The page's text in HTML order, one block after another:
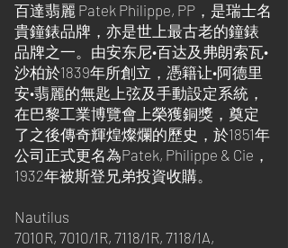
百達翡麗 Patek Philippe, PP，是瑞士名
貴鐘錶品牌，亦是世上最古老的鐘錶
品牌之一。由安东尼•百达及弗朗索瓦•
沙柏於1839年所創立，憑籍让•阿德里
安•翡麗的無匙上弦及手動設定系統，
在巴黎工業博覽會上榮獲銅獎，奠定
了之後傳奇輝煌燦爛的歷史，於1851年
公司正式更名為Patek, Philippe & Cie，
1932年被斯登兄弟投資收購。
Nautilus
7010R, 7010/1R, 7118/1R, 7118/1A,